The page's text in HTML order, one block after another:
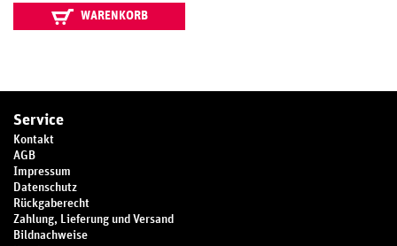
WARENKORB
Service
Kontakt
AGB
Impressum
Datenschutz
Rückgaberecht
Zahlung, Lieferung und Versand
Bildnachweise